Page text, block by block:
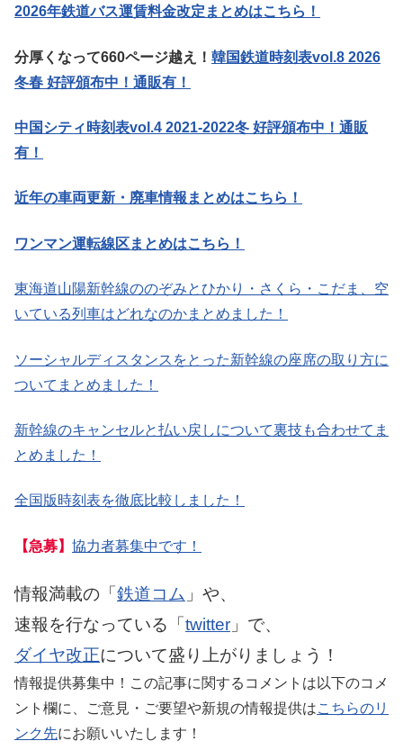
2026年鉄道バス運賃料金改定まとめはこちら！
分厚くなって660ページ越え！ 韓国鉄道時刻表vol.8 2026
冬春 好評頒布中！通販有！
中国シティ時刻表vol.4 2021-2022冬 好評頒布中！通販
有！
近年の車両更新・廃車情報まとめはこちら！
ワンマン運転線区まとめはこちら！
東海道山陽新幹線ののぞみとひかり・さくら・こだま、空
いている列車はどれなのかまとめました！
ソーシャルディスタンスをとった新幹線の座席の取り方に
ついてまとめました！
新幹線のキャンセルと払い戻しについて裏技も合わせてま
とめました！
全国版時刻表を徹底比較しました！
【急募】 協力者募集中です！
情報満載の「 鉄道コム 」や、
速報を行なっている「 twitter 」で、
ダイヤ改正について盛り上がりましょう！
情報提供募集中！この記事に関するコメントは以下のコメ
ント欄に、ご意見・ご要望や新規の情報提供はこちらのリ
ンク先にお願いいたします！